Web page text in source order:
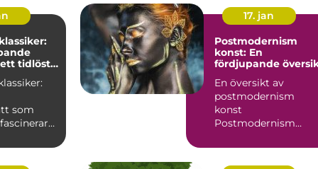
tidlöst
som
17. jan
Postmodernism
konst: En
fördjupande
En översikt av
postmodernism
konst
Postmodernism
konstriktning som
uppstod under andra